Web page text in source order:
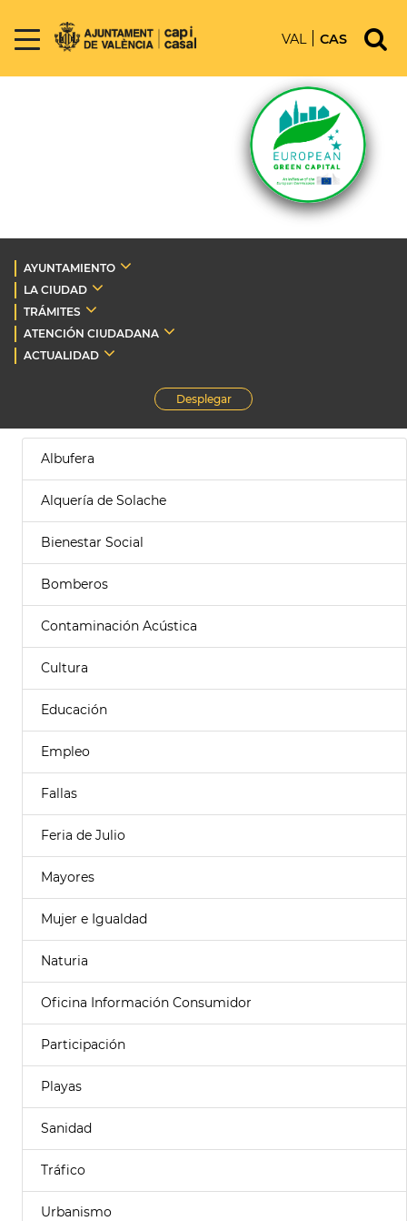
VAL CAS
AYUNTAMIENTO
LA CIUDAD
TRÁMITES
ATENCIÓN CIUDADANA
ACTUALIDAD
Desplegar
Albufera
Alquería de Solache
Bienestar Social
Bomberos
Contaminación Acústica
Cultura
Educación
Empleo
Fallas
Feria de Julio
Mayores
Mujer e Igualdad
Naturia
Oficina Información Consumidor
Participación
Playas
Sanidad
Tráfico
Urbanismo